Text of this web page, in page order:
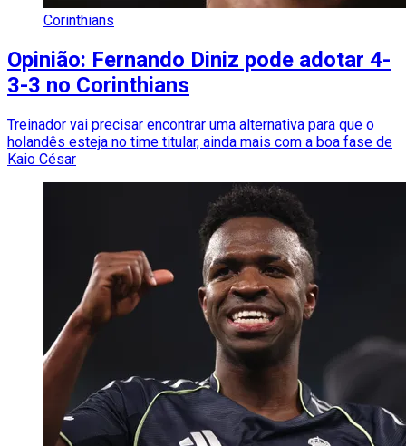
Corinthians
Opinião: Fernando Diniz pode adotar 4-
3-3 no Corinthians
Treinador vai precisar encontrar uma alternativa para que o
holandês esteja no time titular, ainda mais com a boa fase de
Kaio César